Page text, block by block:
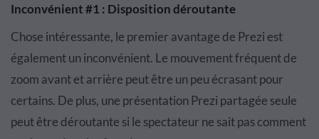
Inconvénient #1 : Disposition déroutante
Chose intéressante, le premier avantage de Prezi est
également un inconvénient. Le mouvement fréquent de
zoom avant et arrière peut être un peu écrasant pour
certains. De plus, une présentation Prezi partagée seule
peut être déroutante si le spectateur ne sait pas comment